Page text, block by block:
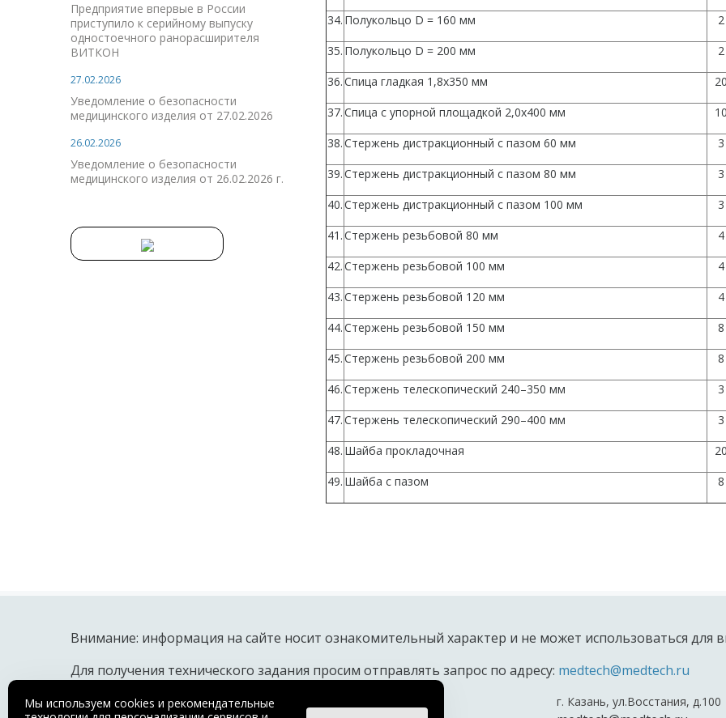
Предприятие впервые в России
приступило к серийному выпуску
одностоечного ранорасширителя
ВИТКОН
27.02.2026
Уведомление о безопасности
медицинского изделия от 27.02.2026
26.02.2026
Уведомление о безопасности
медицинского изделия от 26.02.2026 г.
34. Полукольцо D = 160 мм
2
35. Полукольцо D = 200 мм
2
36.Спица гладкая 1,8х350 мм
37.Спица с упорной площадкой 2,0х400 мм
38.Стержень дистракционный с пазом 60 мм
3
39.Стержень дистракционный с пазом 80 мм
3
40.Стержень дистракционный с пазом 100 мм
3
41.Стержень резьбовой 80 мм
4
42.Стержень резьбовой 100 мм
4
43.Стержень резьбовой 120 мм
4
44.Стержень резьбовой 150 мм
8
45.Стержень резьбовой 200 мм
8
46.Стержень телескопический 240–350 мм
3
47.Стержень телескопический 290–400 мм
3
48. Шайба прокладочная
49. Шайба с пазом 8
Внимание: информация на сайте носит ознакомительный характер и не может использоваться для
Для получения технического задания просим отправлять запрос по адресу: medtech@medtech.ru
© 2018 OOO ПТО «МЕДТЕХНИКА»
г. Казань, ул.Восстания, д.100
Мы используем cookies и рекомендательные